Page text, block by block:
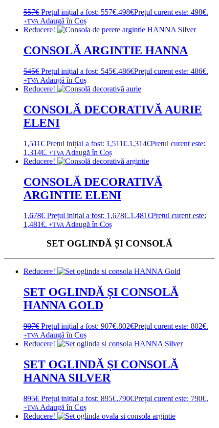
557€ Prețul inițial a fost: 557€.498€Prețul curent este: 498€.
+TVA Adaugă în Coș
Reducere!
CONSOLĂ ARGINTIE HANNA
545€ Prețul inițial a fost: 545€.486€Prețul curent este: 486€.
+TVA Adaugă în Coș
Reducere!
CONSOLĂ DECORATIVĂ AURIE
ELENI
1,511€ Prețul inițial a fost: 1,511€.1,314€Prețul curent este:
1,314€. +TVA Adaugă în Coș
Reducere!
CONSOLĂ DECORATIVĂ
ARGINTIE ELENI
1,678€ Prețul inițial a fost: 1,678€.1,481€Prețul curent este:
1,481€. +TVA Adaugă în Coș
SET OGLINDĂ ȘI CONSOLĂ
Reducere!
SET OGLINDĂ ȘI CONSOLĂ
HANNA GOLD
907€ Prețul inițial a fost: 907€.802€Prețul curent este: 802€.
+TVA Adaugă în Coș
Reducere!
SET OGLINDĂ ȘI CONSOLĂ
HANNA SILVER
895€ Prețul inițial a fost: 895€.790€Prețul curent este: 790€.
+TVA Adaugă în Coș
Reducere!